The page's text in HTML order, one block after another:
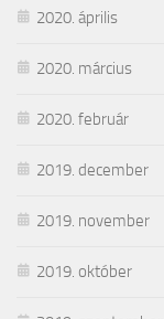
2020. április
2020. március
2020. február
2019. december
2019. november
2019. október